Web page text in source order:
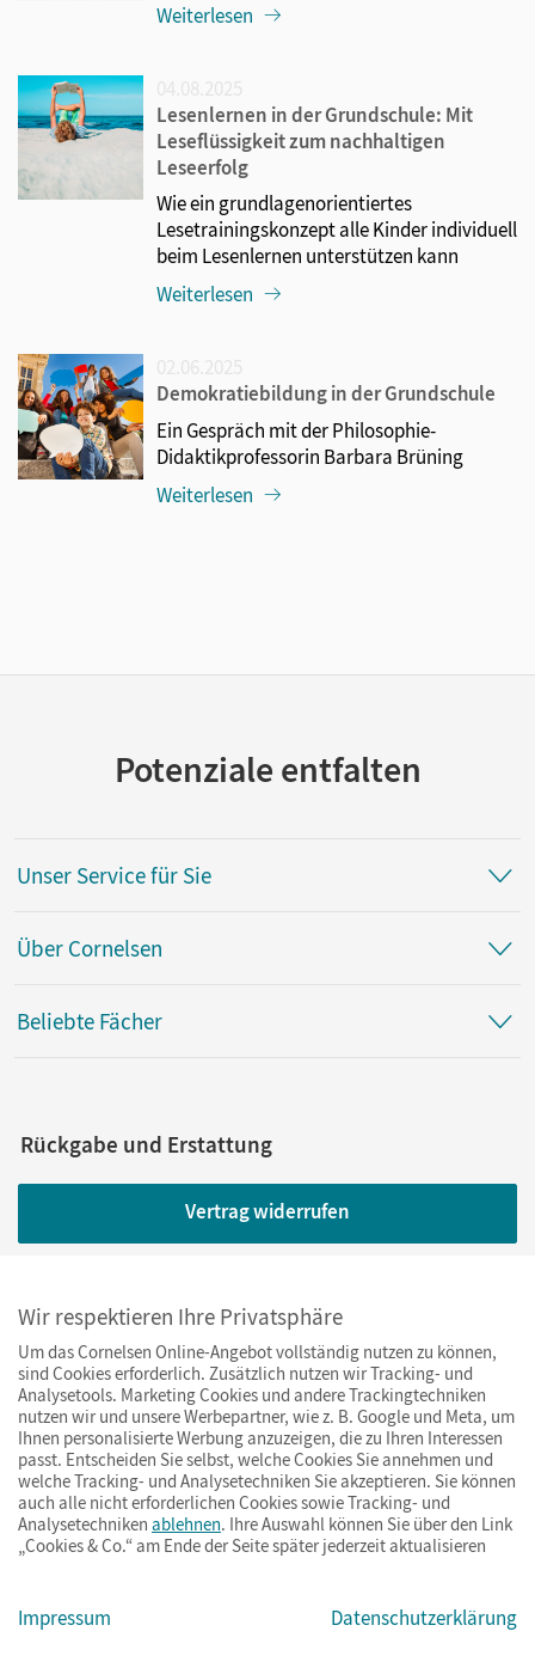
Weiterlesen
Lesenlernen in der Grundschule: Mit
Leseflüssigkeit zum nachhaltigen
Leseerfolg
Wie ein grundlagenorientiertes
Lesetrainingskonzept alle Kinder individuell
beim Lesenlernen unterstützen kann
Weiterlesen
Demokratiebildung in der Grundschule
Ein Gespräch mit der Philosophie-
Didaktikprofessorin Barbara Brüning
Weiterlesen
Potenziale entfalten
Unser Service für Sie
Über Cornelsen
Beliebte Fächer
Rückgabe und Erstattung
Vertrag widerrufen
Newsletter abonnieren
Jetzt anmelden
Cornelsen bei
Wir respektieren Ihre Privatsphäre
Um das Cornelsen Online-Angebot vollständig nutzen zu können,
sind Cookies erforderlich. Zusätzlich nutzen wir Tracking- und
Analysetools. Marketing Cookies und andere Trackingtechniken
nutzen wir und unsere Werbepartner, wie z. B. Google und Meta, um
Ihnen personalisierte Werbung anzuzeigen, die zu Ihren Interessen
passt. Entscheiden Sie selbst, welche Cookies Sie annehmen und
welche Tracking- und Analysetechniken Sie akzeptieren. Sie können
auch alle nicht erforderlichen Cookies sowie Tracking- und
Analysetechniken ablehnen. Ihre Auswahl können Sie über den Link
„Cookies & Co.“ am Ende der Seite später jederzeit aktualisieren
Impressum Datenschutzerklärung